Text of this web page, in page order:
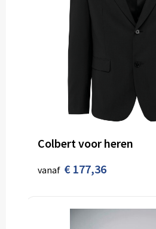
Colbert voor heren
vanaf € 177,36